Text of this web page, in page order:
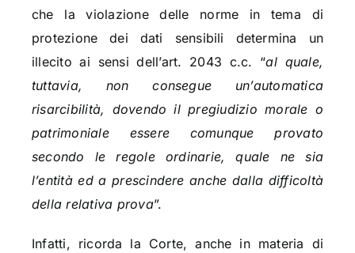
che la violazione delle norme in tema di
protezione dei dati sensibili determina un
illecito ai sensi dell’art. 2043 c.c. “al quale,
tuttavia, non consegue un’automatica
risarcibilità, dovendo il pregiudizio morale o
patrimoniale essere comunque provato
secondo le regole ordinarie, quale ne sia
l’entità ed a prescindere anche dalla difficoltà
della relativa prova”.
Infatti, ricorda la Corte, anche in materia di